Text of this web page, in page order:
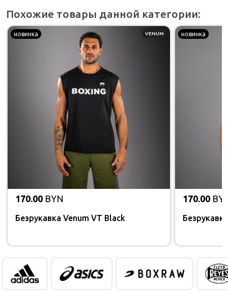
Похожие товары данной категории:
VENUM
новинка
170.00 BYN
Безрукавка Venum VT Black
новинка
170.00